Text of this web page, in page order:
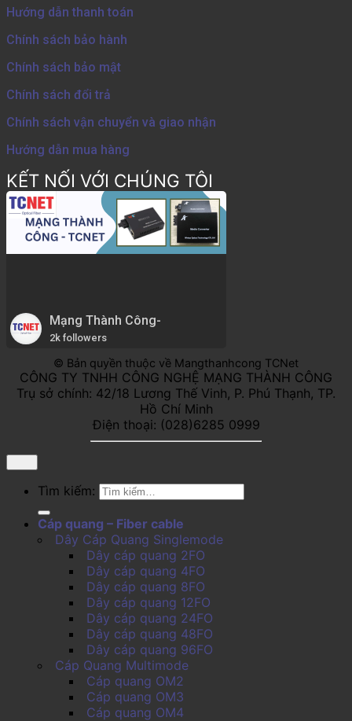
Hướng dẫn thanh toán
Chính sách bảo hành
Chính sách bảo mật
Chính sách đổi trả
Chính sách vận chuyển và giao nhận
Hướng dẫn mua hàng
KẾT NỐI VỚI CHÚNG TÔI
Mạng Thành Công-
2k followers
© Bản quyền thuộc về Mangthanhcong TCNet
CÔNG TY TNHH CÔNG NGHỆ MẠNG THÀNH CÔNG
Trụ sở chính: 42/18 Lương Thế Vinh, P. Phú Thạnh, TP.
Hồ Chí Minh
Điện thoại: (028)6285 0999
Tìm kiếm:
Cáp quang – Fiber cable
Dây Cáp Quang Singlemode
Dây cáp quang 2FO
Dây cáp quang 4FO
Dây cáp quang 8FO
Dây cáp quang 12FO
Dây cáp quang 24FO
Dây cáp quang 48FO
Dây cáp quang 96FO
Cáp Quang Multimode
Cáp quang OM2
Cáp quang OM3
Cáp quang OM4